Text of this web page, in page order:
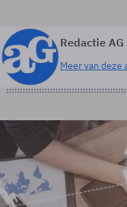
Redactie AG
Meer van deze